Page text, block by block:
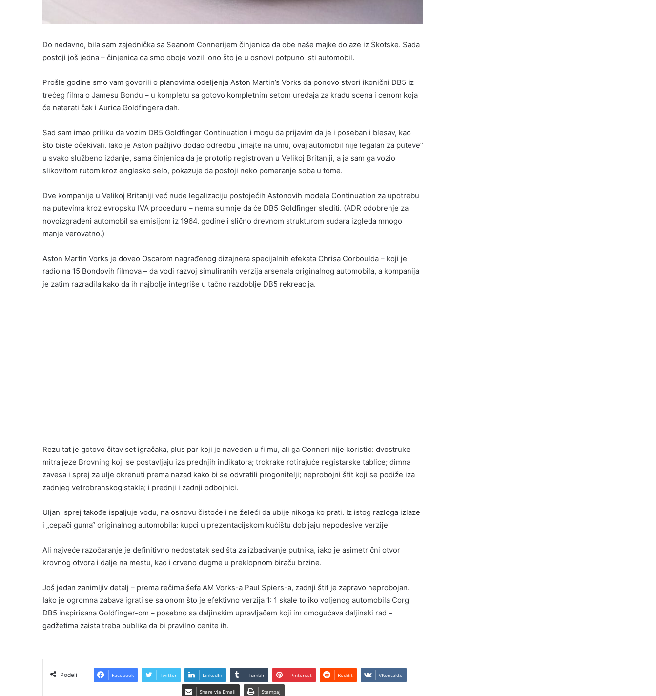
Do nedavno, bila sam zajednička sa Seanom Connerijem činjenica da obe naše majke dolaze iz Škotske. Sada
postoji još jedna – činjenica da smo oboje vozili ono što je u osnovi potpuno isti automobil.
Prošle godine smo vam govorili o planovima odeljenja Aston Martin’s Vorks da ponovo stvori ikonični DB5 iz
trećeg filma o Jamesu Bondu – u kompletu sa gotovo kompletnim setom uređaja za krađu scena i cenom koja
će naterati čak i Aurica Goldfingera dah.
Sad sam imao priliku da vozim DB5 Goldfinger Continuation i mogu da prijavim da je i poseban i blesav, kao
što biste očekivali. Iako je Aston pažljivo dodao odredbu „imajte na umu, ovaj automobil nije legalan za puteve“
u svako službeno izdanje, sama činjenica da je prototip registrovan u Velikoj Britaniji, a ja sam ga vozio
slikovitom rutom kroz englesko selo, pokazuje da postoji neko pomeranje soba u tome.
Dve kompanije u Velikoj Britaniji već nude legalizaciju postojećih Astonovih modela Continuation za upotrebu
na putevima kroz evropsku IVA proceduru – nema sumnje da će DB5 Goldfinger slediti. (ADR odobrenje za
novoizgrađeni automobil sa emisijom iz 1964. godine i slično drevnom strukturom sudara izgleda mnogo
manje verovatno.)
Aston Martin Vorks je doveo Oscarom nagrađenog dizajnera specijalnih efekata Chrisa Corboulda – koji je
radio na 15 Bondovih filmova – da vodi razvoj simuliranih verzija arsenala originalnog automobila, a kompanija
je zatim razradila kako da ih najbolje integriše u tačno razdoblje DB5 rekreacija.
Rezultat je gotovo čitav set igračaka, plus par koji je naveden u filmu, ali ga Conneri nije koristio: dvostruke
mitraljeze Brovning koji se postavljaju iza prednjih indikatora; trokrake rotirajuće registarske tablice; dimna
zavesa i sprej za ulje okrenuti prema nazad kako bi se odvratili progonitelji; neprobojni štit koji se podiže iza
zadnjeg vetrobranskog stakla; i prednji i zadnji odbojnici.
Uljani sprej takođe ispaljuje vodu, na osnovu čistoće i ne želeći da ubije nikoga ko prati. Iz istog razloga izlaze
i „cepači guma“ originalnog automobila: kupci u prezentacijskom kućištu dobijaju nepodesive verzije.
Ali najveće razočaranje je definitivno nedostatak sedišta za izbacivanje putnika, iako je asimetrični otvor
krovnog otvora i dalje na mestu, kao i crveno dugme u preklopnom biraču brzine.
Još jedan zanimljiv detalj – prema rečima šefa AM Vorks-a Paul Spiers-a, zadnji štit je zapravo neprobojan.
Iako je ogromna zabava igrati se sa onom što je efektivno verzija 1: 1 skale toliko voljenog automobila Corgi
DB5 inspirisana Goldfinger-om – posebno sa daljinskim upravljačem koji im omogućava daljinski rad –
gadžetima zaista treba publika da bi pravilno cenite ih.
Podeli Facebook Twitter LinkedIn Tumblr Pinterest Reddit VKontakte
Share via Email Stampaj